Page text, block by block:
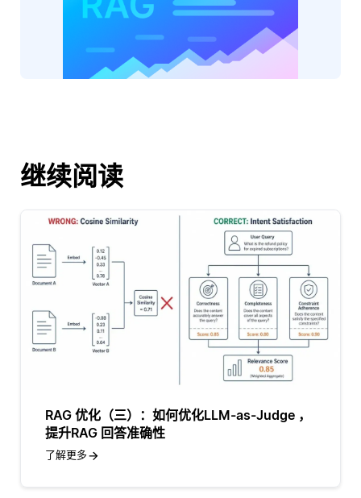
继续阅读
RAG 优化（三）：如何优化LLM-as-Judge ，
提升RAG 回答准确性
了解更多